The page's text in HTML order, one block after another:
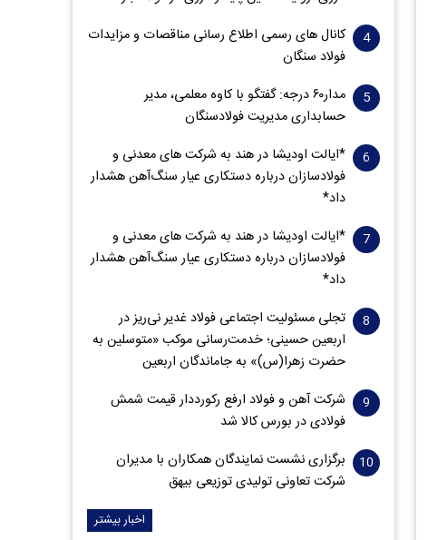
کانال های رسمی اطلاع رسانی مناقصات و مزایدات
فولاد سنگان
مدار‌۶٠ درجه: گفتگو با کاوه معلمی، مدیر
حسابداری مدیریت فولادسنگان
*ایالت اودیشا در هند به شرکت های معدنی و
فولادسازان درباره دستکاری عیار سنگ‌آهن هشدار
داد*
*ایالت اودیشا در هند به شرکت های معدنی و
فولادسازان درباره دستکاری عیار سنگ‌آهن هشدار
داد*
تجلی مسئولیت اجتماعی فولاد غدیر نی‌ریز در
اربعین حسینی؛ خدمت‌رسانی موکب «متوسلین به
حضرت زهرا(س)» به جاماندگان اربعین
شرکت آهن و فولاد ارفع رکورددار قیمت شمش
فولادی در بورس کالا شد
برگزاری نشست نمایندگان همکاران با مدیران
شرکت تعاونی تولیدی توزیعی بیهق
اخبار بیشتر